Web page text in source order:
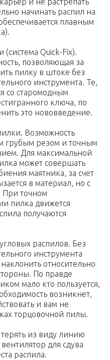
начинать распил на
плавным
(система Quick-Fix).
позволяющая за
пилку в штоке без
инструмента. Те,
со старомодным
ключа, по
это нововведение.
Возможность
грубым резом и точным
Для максимальной
может совершать
маятника, за счет
в материал, но с
При точном
пилка движется
получаются
распилов. Без
инструмента
относительно
По правде
мало кто пользуется,
возникнет,
и вам не
торцовочной пилы.
из виду линию
для сдува
распила.